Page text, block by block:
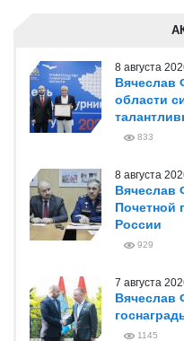
8 августа
Вячеслав
области
833
8 августа
Вячеслав
Почетной
России
929
7 августа
Вячеслав
1145